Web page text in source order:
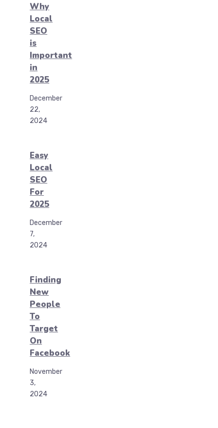
Why
Local
SEO
is
Important
in
2025
December
22,
2024
Easy
Local
SEO
For
2025
December
7,
2024
Finding
New
People
To
Target
On
Facebook
November
3,
2024